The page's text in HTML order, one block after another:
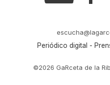
Periódico digital -
©2026 GaRceta de la